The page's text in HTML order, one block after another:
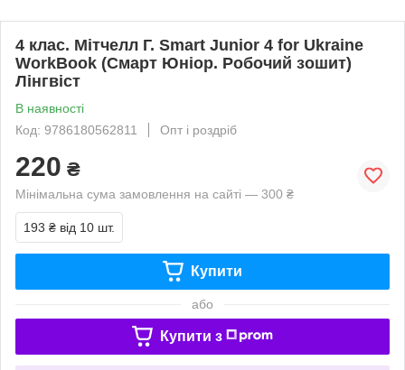
4 клас. Мітчелл Г. Smart Junior 4 for Ukraine
WorkBook (Смарт Юніор. Робочий зошит)
Лінгвіст
В наявності
Код: 9786180562811
Опт і роздріб
220 ₴
Мінімальна сума замовлення на сайті — 300 ₴
193 ₴ від 10 шт.
Купити
або
Купити з